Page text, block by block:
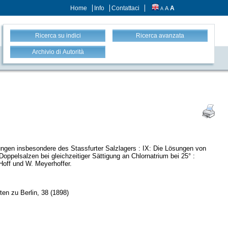
Home Info Contattaci A A A
Ricerca su indici Ricerca avanzata
Archivio di Autorità